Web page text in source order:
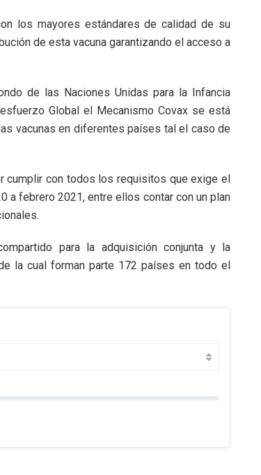
los mayores estándares de calidad de su
de esta vacuna garantizando el acceso a
de las Naciones Unidas para la Infancia
Global el Mecanismo Covax se está
vacunas en diferentes países tal el caso de
cumplir con todos los requisitos que exige el
a febrero 2021, entre ellos contar con un plan
para la adquisición conjunta y la
la cual forman parte 172 países en todo el